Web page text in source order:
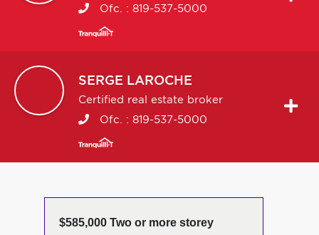
Ofc. : 819-537-5000
SERGE LAROCHE
Certified real estate broker
Ofc. : 819-537-5000
$585,000 Two or more storey